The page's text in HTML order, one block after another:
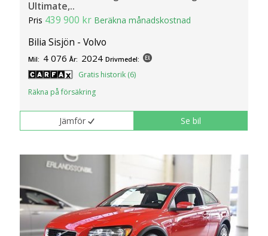
Ultimate,..
Pris 439 900 kr Beräkna månadskostnad
Bilia Sisjön - Volvo
Mil: 4 076 År: 2024 Drivmedel:
Gratis historik (6)
Räkna på försäkring
Jämför Se bil